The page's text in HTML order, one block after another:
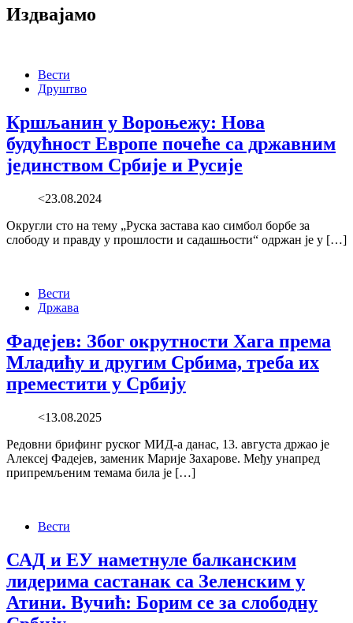
Издвајамо
Вести
Друштво
Кршљанин у Вороњежу: Нова
будућност Европе почеће са државним
јединством Србије и Русије
<23.08.2024
Округли сто на тему „Руска застава као симбол борбе за
слободу и правду у прошлости и садашњости“ одржан је у […]
Вести
Држава
Фадејев: Због окрутности Хага према
Младићу и другим Србима, треба их
преместити у Србију
<13.08.2025
Редовни брифинг руског МИД-а данас, 13. августа држао је
Алексеј Фадејев, заменик Марије Захарове. Међу унапред
припремљеним темама била је […]
Вести
САД и ЕУ наметнуле балканским
лидерима састанак са Зеленским у
Атини. Вучић: Борим се за слободну